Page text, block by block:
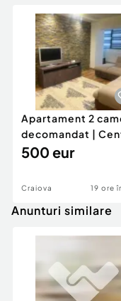
Apartament 2
decomandat |
proprie | 60 mp |
500 eur
Craiova 19 ore
Anunturi similare